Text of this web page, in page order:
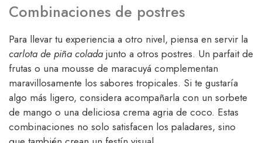
Combinaciones de postres
Para llevar tu experiencia a otro nivel, piensa en servir la
carlota de piña colada junto a otros postres. Un parfait de
frutas o una mousse de maracuyá complementan
maravillosamente los sabores tropicales. Si te gustaría
algo más ligero, considera acompañarla con un sorbete
de mango o una deliciosa crema agria de coco. Estas
combinaciones no solo satisfacen los paladares, sino